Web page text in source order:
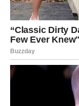
Ako postoji znak
je iznutra trpeo –
mesecima, nekad i
ono što je želeo:
dobija nagradu, a
Jarac je u